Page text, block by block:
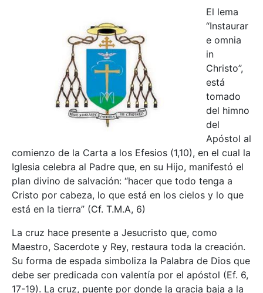
El lema
“Instaurar
e omnia
in
Christo”,
está
tomado
del himno
del
Apóstol al
comienzo de la Carta a los Efesios (1,10), en el cual la
Iglesia celebra al Padre que, en su Hijo, manifestó el
plan divino de salvación: “hacer que todo tenga a
Cristo por cabeza, lo que está en los cielos y lo que
está en la tierra” (Cf. T.M.A, 6)
La cruz hace presente a Jesucristo que, como
Maestro, Sacerdote y Rey, restaura toda la creación.
Su forma de espada simboliza la Palabra de Dios que
debe ser predicada con valentía por el apóstol (Ef. 6,
17-19). La cruz, puente por donde la gracia baja a la